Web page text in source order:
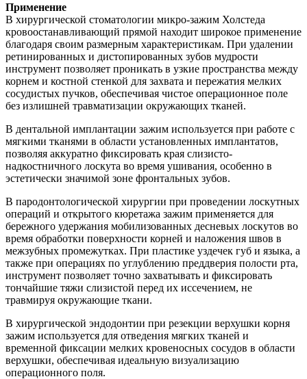
Применение
В хирургической стоматологии микро-зажим Холстеда
кровоостанавливающий прямой находит широкое применение
благодаря своим размерным характеристикам. При удалении
ретинированных и дистопированных зубов мудрости
инструмент позволяет проникать в узкие пространства между
корнем и костной стенкой для захвата и пережатия мелких
сосудистых пучков, обеспечивая чистое операционное поле
без излишней травматизации окружающих тканей.
В дентальной имплантации зажим используется при работе с
мягкими тканями в области установленных имплантатов,
позволяя аккуратно фиксировать края слизисто-
надкостничного лоскута во время ушивания, особенно в
эстетически значимой зоне фронтальных зубов.
В пародонтологической хирургии при проведении лоскутных
операций и открытого кюретажа зажим применяется для
бережного удержания мобилизованных десневых лоскутов во
время обработки поверхности корней и наложения швов в
межзубных промежутках. При пластике уздечек губ и языка, а
также при операциях по углублению преддверия полости рта,
инструмент позволяет точно захватывать и фиксировать
тончайшие тяжи слизистой перед их иссечением, не
травмируя окружающие ткани.
В хирургической эндодонтии при резекции верхушки корня
зажим используется для отведения мягких тканей и
временной фиксации мелких кровеносных сосудов в области
верхушки, обеспечивая идеальную визуализацию
операционного поля.